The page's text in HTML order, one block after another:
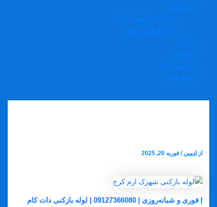
خدمات ما
دراوردن اشیا از لوله
رفع گرفتگی لوله
وبلاگ
مناطق
تماس با ما
درباره ما
از ادمین/فوریه 20, 2025
| فوری و شبانه‌روزی | 09127366080 | لوله بازکنی دات کام